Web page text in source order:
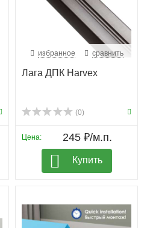
избранное сравнить
Лага ДПК Harvex
(0)
Цена: 245 ₽/м.п.
Купить